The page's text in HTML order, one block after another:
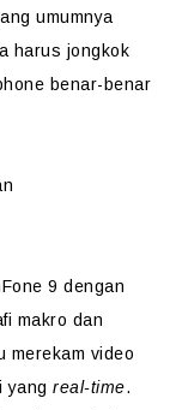
umumnya
harus jongkok
benar-benar
9 dengan
makro dan
merekam video
yang real-time.